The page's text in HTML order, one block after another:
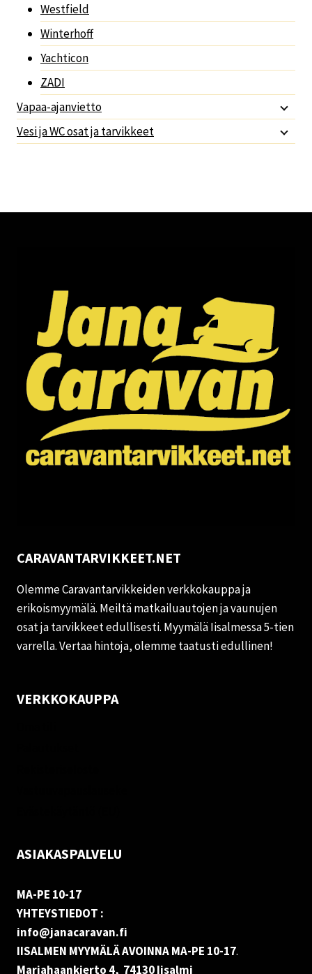
Westfield
Winterhoff
Yachticon
ZADI
Vapaa-ajanvietto
Vesi ja WC osat ja tarvikkeet
CARAVANTARVIKKEET.NET
Olemme Caravantarvikkeiden verkkokauppa ja
erikoismyymälä. Meiltä matkailuautojen ja vaunujen
osat ja tarvikkeet edullisesti. Myymälä Iisalmessa 5-tien
varrella. Vertaa hintoja, olemme taatusti edullinen!
VERKKOKAUPPA
ASIAKASPALVELU
MA-PE 10-17
YHTEYSTIEDOT :
info@janacaravan.fi
IISALMEN MYYMÄLÄ AVOINNA MA-PE 10-17.
Marjahaankierto 4, 74130 Iisalmi